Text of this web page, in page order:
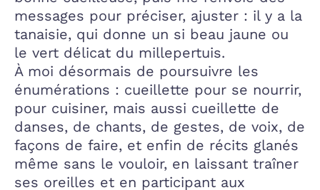
messages pour préciser, ajuster : il y a la
tanaisie, qui donne un si beau jaune ou
le vert délicat du millepertuis.
À moi désormais de poursuivre les
énumérations : cueillette pour se nourrir,
pour cuisiner, mais aussi cueillette de
danses, de chants, de gestes, de voix, de
façons de faire, et enfin de récits glanés
même sans le vouloir, en laissant traîner
ses oreilles et en participant aux